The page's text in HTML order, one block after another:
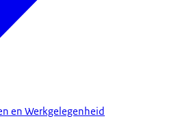
en Werkgelegenheid